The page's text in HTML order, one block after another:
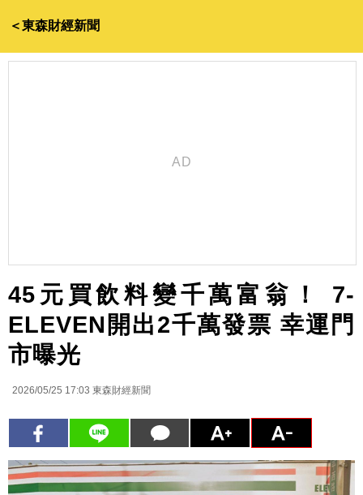
＜東森財經新聞
45元買飲料變千萬富翁！ 7-
ELEVEN開出2千萬發票 幸運門
市曝光
2026/05/25 17:03 東森財經新聞